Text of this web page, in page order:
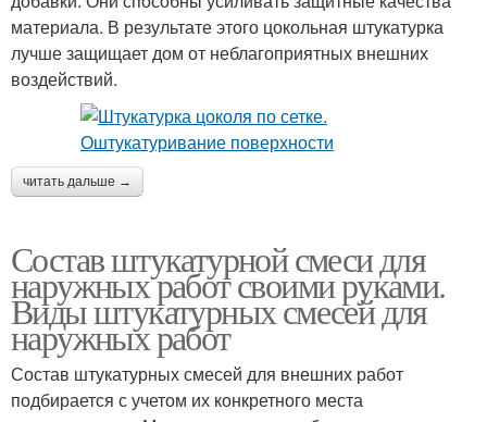
материала. В результате этого цокольная штукатурка
лучше защищает дом от неблагоприятных внешних
воздействий.
читать дальше →
Состав штукатурной смеси для
наружных работ своими руками.
Виды штукатурных смесей для
наружных работ
Состав штукатурных смесей для внешних работ
подбирается с учетом их конкретного места